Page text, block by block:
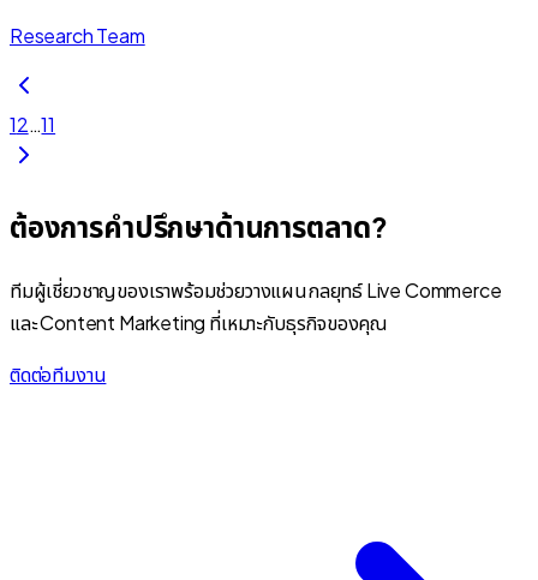
Research Team
12…11
ต้องการคำปรึกษาด้านการตลาด?
ทีมผู้เชี่ยวชาญของเราพร้อมช่วยวางแผนกลยุทธ์ Live Commerce
และ Content Marketing ที่เหมาะกับธุรกิจของคุณ
ติดต่อทีมงาน